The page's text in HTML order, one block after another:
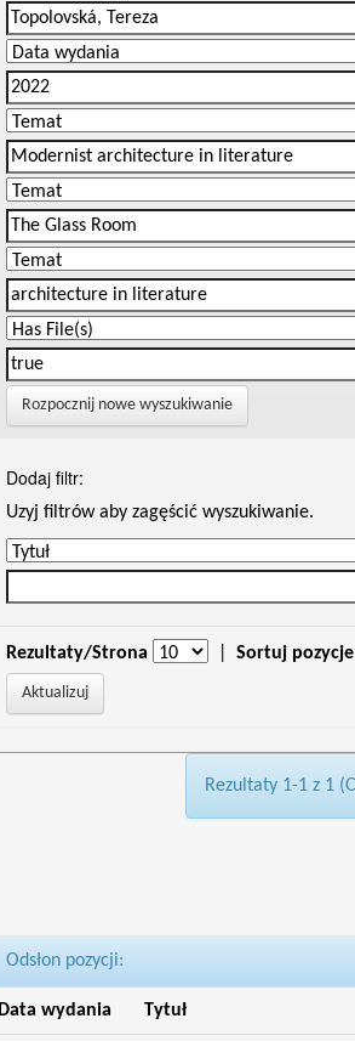
Rozpocznij nowe wyszukiwanie
Dodaj filtr:
Uzyj filtrów aby zagęścić wyszukiwanie.
Rezultaty/Strona Sortuj
Rezultaty 1-1 z 1
Odsłon pozycji:
Data wydania Tytuł